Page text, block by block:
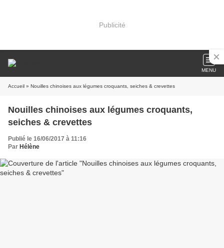
Publicité
MENU
Accueil » Nouilles chinoises aux légumes croquants, seiches & crevettes
Nouilles chinoises aux légumes croquants,
seiches & crevettes
Publié le 16/06/2017 à 11:16
Par Hélène